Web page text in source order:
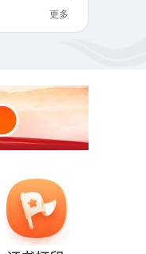
更多